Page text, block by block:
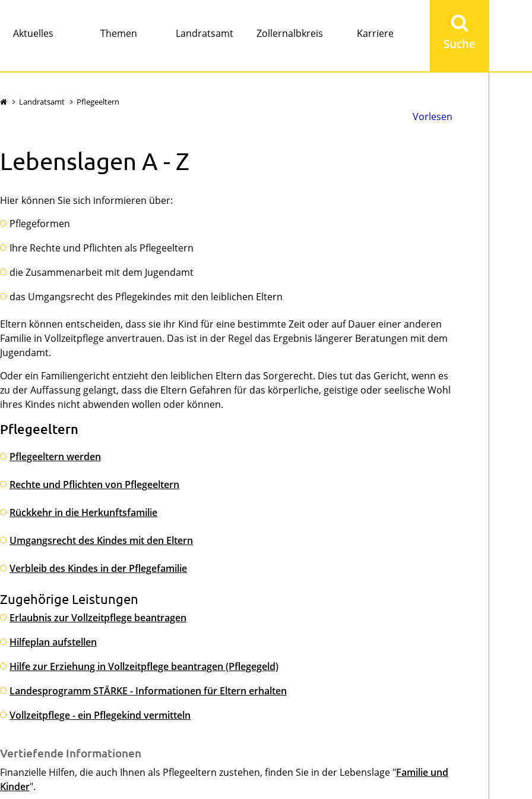
Aktuelles Themen Landratsamt Zollernalbkreis Karriere
eingeben
Landratsamt Pflegeeltern
Vorlesen
Lebenslagen A - Z
Pflegeeltern
Pflegeeltern werden
Rechte und Pflichten von Pflegeeltern
Rückkehr in die Herkunftsfamilie
Umgangsrecht des Kindes mit den Eltern
Verbleib des Kindes in der Pflegefamilie
Hier können Sie sich informieren über:
Pflegeformen
Ihre Rechte und Pflichten als Pflegeeltern
die Zusammenarbeit mit dem Jugendamt
das Umgangsrecht des Pflegekindes mit den leiblichen Eltern
Eltern können entscheiden, dass sie ihr Kind für eine bestimmte Zeit oder auf Dauer einer anderen
Familie in Vollzeitpflege anvertrauen. Das ist in der Regel das Ergebnis längerer Beratungen mit dem
Jugendamt.
Oder ein Familiengericht entzieht den leiblichen Eltern das Sorgerecht. Dies tut das Gericht, wenn es
zu der Auffassung gelangt, dass die Eltern Gefahren für das körperliche, geistige oder seelische Wohl
ihres Kindes nicht abwenden wollen oder können.
Vertiefende Informationen
Finanzielle Hilfen, die auch Ihnen als Pflegeeltern zustehen, finden Sie in der Lebenslage "Familie und
Kinder".
Zugehörige Leistungen
Erlaubnis zur Vollzeitpflege beantragen
Hilfeplan aufstellen
Hilfe zur Erziehung in Vollzeitpflege beantragen (Pflegegeld)
Landesprogramm STÄRKE - Informationen für Eltern erhalten
Vollzeitpflege - ein Pflegekind vermitteln